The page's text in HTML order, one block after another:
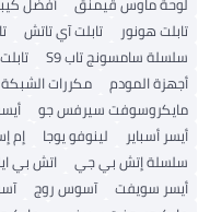
تابلت هونور
تابلت آي تاتش
سلسلة سامسونج تاب S9
أجهزة المودم
مكررات الشبكة
مايكروسوفت سيرفس جو
أيسر أسباير
لينوفو يوجا إم
سلسلة إتش بي جي
اتش بي
أيسر سويفت
آسوس روج